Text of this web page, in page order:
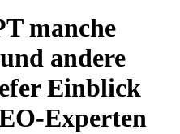
manche
andere
Einblick
Experten